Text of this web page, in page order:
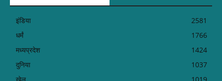
इंडिया
2581
धर्मं
1766
मध्यप्रदेश
1424
दुनिया
1037